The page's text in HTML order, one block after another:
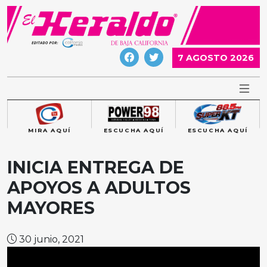
Skip
content
7 AGOSTO 2026
MIRA AQUÍ ESCUCHA AQUÍ ESCUCHA AQUÍ
INICIA ENTREGA DE
APOYOS A ADULTOS
MAYORES
30 junio, 2021